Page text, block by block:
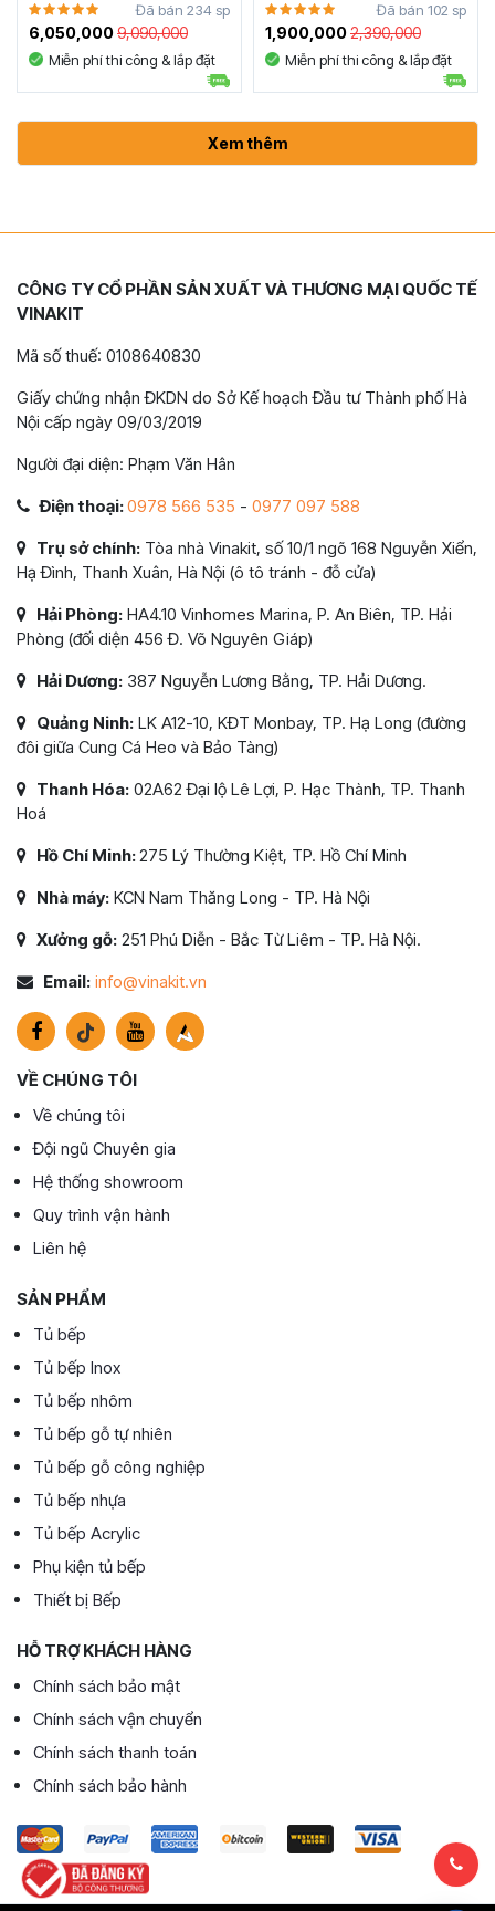
Đã bán 234 sp
6,050,0009,090,000
Miễn phí thi công & lắp đặt
Đã bán 102 sp
1,900,0002,390,000
Miễn phí thi công & lắp đặt
Xem thêm
CÔNG TY CỔ PHẦN SẢN XUẤT VÀ THƯƠNG MẠI QUỐC TẾ
VINAKIT
Mã số thuế: 0108640830
Giấy chứng nhận ĐKDN do Sở Kế hoạch Đầu tư Thành phố Hà
Nội cấp ngày 09/03/2019
Người đại diện: Phạm Văn Hân
Điện thoại:0978 566 535 - 0977 097 588
Trụ sở chính: Tòa nhà Vinakit, số 10/1 ngõ 168 Nguyễn Xiển,
Hạ Đình, Thanh Xuân, Hà Nội (ô tô tránh - đỗ cửa)
Hải Phòng: HA4.10 Vinhomes Marina, P. An Biên, TP. Hải
Phòng (đối diện 456 Đ. Võ Nguyên Giáp)
Hải Dương: 387 Nguyễn Lương Bằng, TP. Hải Dương.
Quảng Ninh: LK A12-10, KĐT Monbay, TP. Hạ Long (đường
đôi giữa Cung Cá Heo và Bảo Tàng)
Thanh Hóa: 02A62 Đại lộ Lê Lợi, P. Hạc Thành, TP. Thanh
Hoá
Hồ Chí Minh:275 Lý Thường Kiệt, TP. Hồ Chí Minh
Nhà máy: KCN Nam Thăng Long - TP. Hà Nội
Xưởng gỗ: 251 Phú Diễn - Bắc Từ Liêm - TP. Hà Nội.
Email: info@vinakit.vn
VỀ CHÚNG TÔI
Về chúng tôi
Đội ngũ Chuyên gia
Hệ thống showroom
Quy trình vận hành
Liên hệ
SẢN PHẨM
Tủ bếp
Tủ bếp Inox
Tủ bếp nhôm
Tủ bếp gỗ tự nhiên
Tủ bếp gỗ công nghiệp
Tủ bếp nhựa
Tủ bếp Acrylic
Phụ kiện tủ bếp
Thiết bị Bếp
HỖ TRỢ KHÁCH HÀNG
Chính sách bảo mật
Chính sách vận chuyển
Chính sách thanh toán
Chính sách bảo hành